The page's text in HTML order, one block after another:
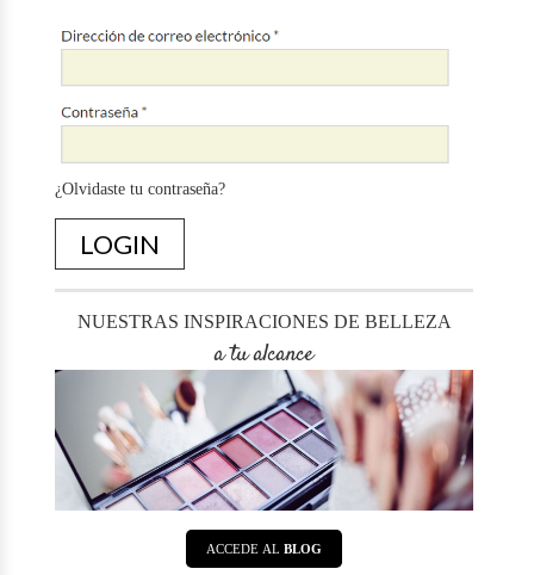
¿Olvidaste tu contraseña?
LOGIN
NUESTRAS INSPIRACIONES DE BELLEZA
a tu alcance
ACCEDE ALBLOG